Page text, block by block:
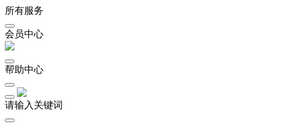
所有服务
会员中心
帮助中心
请输入关键词